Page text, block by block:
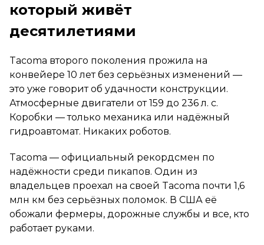
который живёт
десятилетиями
Tacoma второго поколения прожила на
конвейере 10 лет без серьёзных изменений —
это уже говорит об удачности конструкции.
Атмосферные двигатели от 159 до 236 л. с.
Коробки — только механика или надёжный
гидроавтомат. Никаких роботов.
Tacoma — официальный рекордсмен по
надёжности среди пикапов. Один из
владельцев проехал на своей Tacoma почти 1,6
млн км без серьёзных поломок. В США её
обожали фермеры, дорожные службы и все, кто
работает руками.